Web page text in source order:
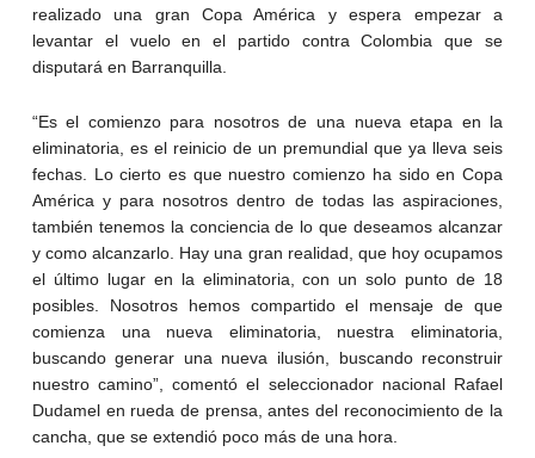
realizado una gran Copa América y espera empezar a
levantar el vuelo en el partido contra Colombia que se
disputará en Barranquilla.
“Es el comienzo para nosotros de una nueva etapa en la
eliminatoria, es el reinicio de un premundial que ya lleva seis
fechas. Lo cierto es que nuestro comienzo ha sido en Copa
América y para nosotros dentro de todas las aspiraciones,
también tenemos la conciencia de lo que deseamos alcanzar
y como alcanzarlo. Hay una gran realidad, que hoy ocupamos
el último lugar en la eliminatoria, con un solo punto de 18
posibles. Nosotros hemos compartido el mensaje de que
comienza una nueva eliminatoria, nuestra eliminatoria,
buscando generar una nueva ilusión, buscando reconstruir
nuestro camino”, comentó el seleccionador nacional Rafael
Dudamel en rueda de prensa, antes del reconocimiento de la
cancha, que se extendió poco más de una hora.